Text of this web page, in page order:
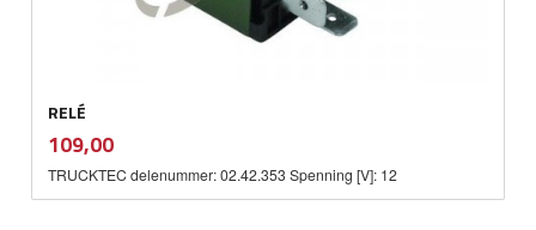
RELÉ
Pris
109,00mva.
TRUCKTEC delenummer: 02.42.353 Spenning [V]: 12